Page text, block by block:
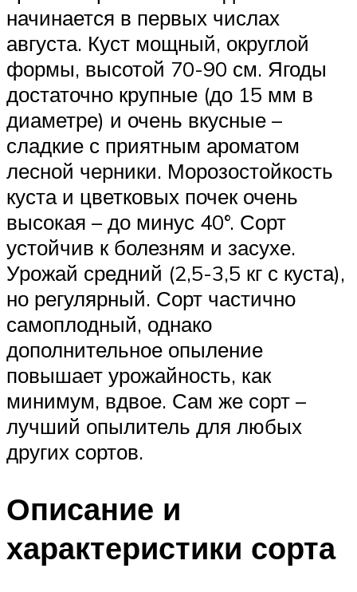
начинается в первых числах
августа. Куст мощный, округлой
формы, высотой 70-90 см. Ягоды
достаточно крупные (до 15 мм в
диаметре) и очень вкусные –
сладкие с приятным ароматом
лесной черники. Морозостойкость
куста и цветковых почек очень
высокая – до минус 40°. Сорт
устойчив к болезням и засухе.
Урожай средний (2,5-3,5 кг с куста),
но регулярный. Сорт частично
самоплодный, однако
дополнительное опыление
повышает урожайность, как
минимум, вдвое. Сам же сорт –
лучший опылитель для любых
других сортов.
Описание и
характеристики сорта